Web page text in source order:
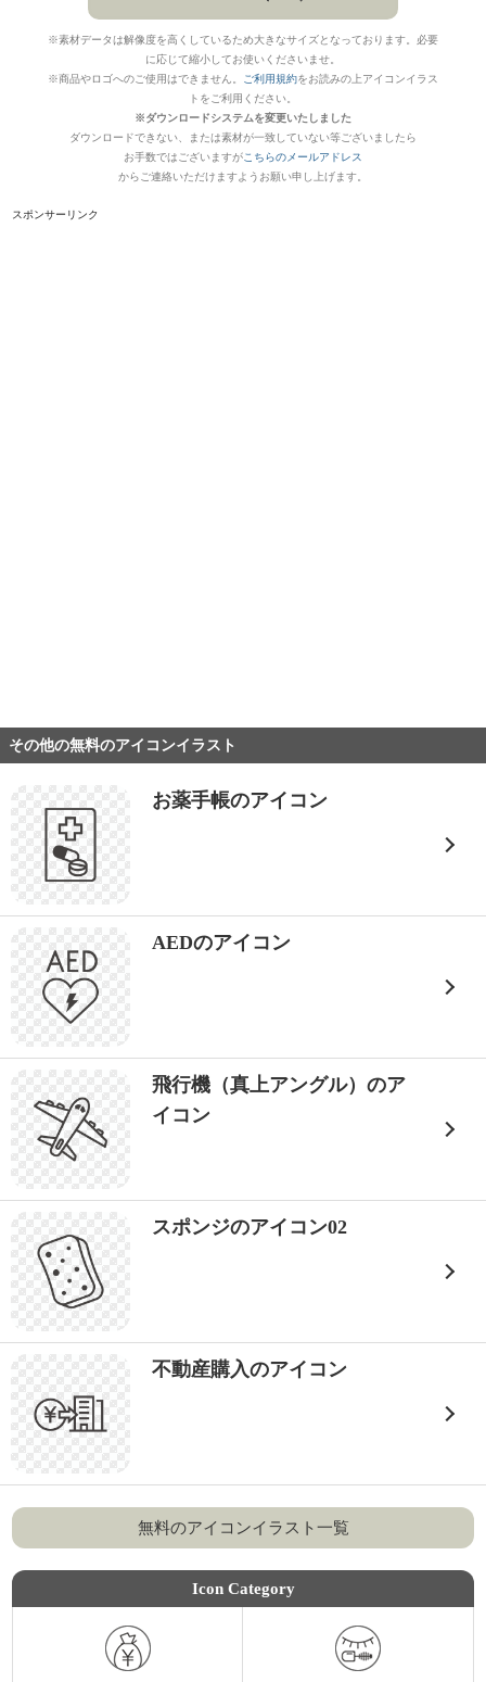
※素材データは解像度を高くしているため大きなサイズとなっております。必要
に応じて縮小してお使いくださいませ。
※商品やロゴへのご使用はできません。
ご利用規約をお読みの上アイコンイラス
トをご利用ください。
※ダウンロードシステムを変更いたしました
ダウンロードできない、または素材が一致していない等ございましたら
お手数ではございますがこちらのメールアドレス
からご連絡いただけますようお願い申し上げます。
スポンサーリンク
その他の無料のアイコンイラスト
お薬手帳のアイコン
AEDのアイコン
飛行機（真上アングル）のア
イコン
スポンジのアイコン02
不動産購入のアイコン
無料のアイコンイラスト一覧
Icon Category